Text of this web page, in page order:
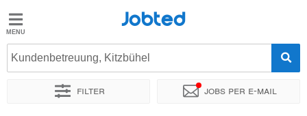
Jobted
Jobs
Jobted
Kundenbetreuung, Kitzbühel
Filter Jobs per e-mail